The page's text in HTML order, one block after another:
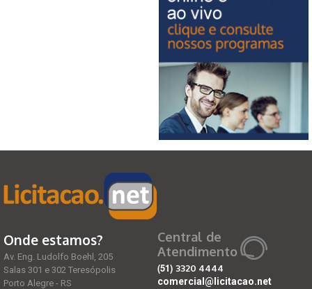
Onde estamos?
Av. Eng. Ludolfo Boehl, 205
Salas 301 e 302 Teresópolis
Porto Alegre - RS
Central de
Atendimento
(51) 3320 4444
comercial@licitacao.net